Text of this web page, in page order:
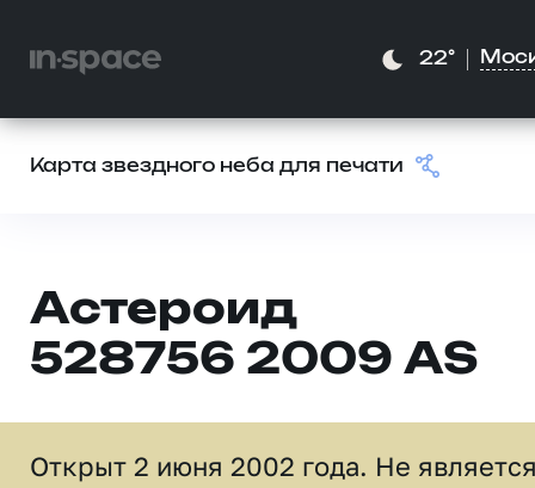
22°
Карта звездного неба для печати
Астероид
528756 2009 AS
Открыт 2 июня 2002 года. Не